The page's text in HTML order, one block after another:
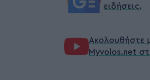
ειδήσεις.
Ακολουθήστε
Myvolos.net